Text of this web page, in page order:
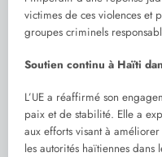
victimes de ces violences et
groupes criminels
Soutien continu à Haïti
L’UE a réaffirmé son
paix et de stabilité. Elle a
aux efforts visant à
les autorités haïtiennes dans